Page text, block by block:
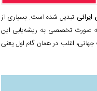
تبدیل شده است. بسیاری از
به صورت تخصصی به ریشه‌یابی این
اغلب در همان گام اول یعنی